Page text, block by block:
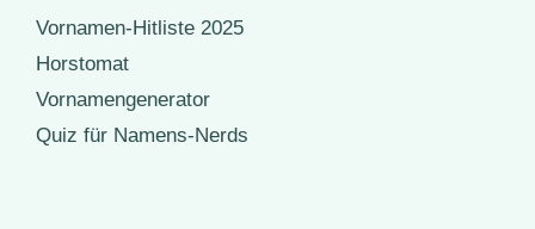
Vornamen-Hitliste 2025
Horstomat
Vornamengenerator
Quiz für Namens-Nerds